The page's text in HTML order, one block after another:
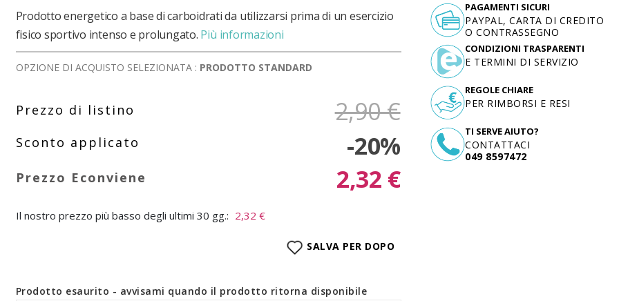
Prodotto energetico a base di carboidrati da utilizzarsi prima di un esercizio
fisico sportivo intenso e prolungato. Più informazioni
OPZIONE DI ACQUISTO SELEZIONATA : PRODOTTO STANDARD
2,90 €
-20%
2,32 €
Il nostro prezzo più basso degli ultimi 30 gg.: 2,32 €
SALVA PER DOPO
Prodotto esaurito - avvisami quando il prodotto ritorna disponibile
TI SERVE AIUTO?
CONTATTACI
049 8597472
PAGAMENTI SICURI
PAYPAL, CARTA DI CREDITO
O CONTRASSEGNO
CONDIZIONI TRASPARENTI
E TERMINI DI SERVIZIO
REGOLE CHIARE
PER RIMBORSI E RESI